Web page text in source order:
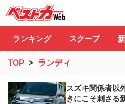
自動車情報誌
ランキング スクープ
TOP > ランディ
スズキ関係者
きにこそ刺さ